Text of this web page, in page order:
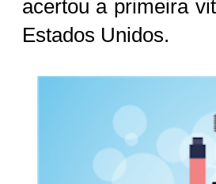
acertou a primeira
Estados Unidos.